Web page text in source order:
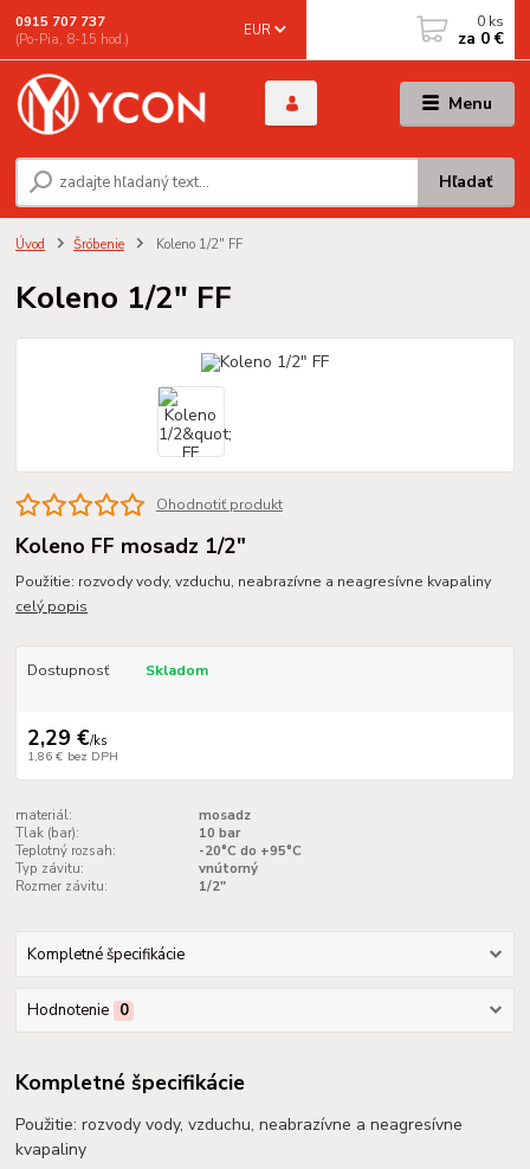
Menu
EUR
Hľadať
0915 707 737
(Po-Pia, 8-15 hod.)
0 ks
za 0 €
Úvod Šróbenie Koleno 1/2" FF
Koleno 1/2" FF
Ohodnotiť produkt
Koleno FF mosadz 1/2"
Použitie: rozvody vody, vzduchu, neabrazívne a neagresívne kvapaliny
celý popis
Dostupnosť Skladom
2,29 €/ks
1,86 € bez DPH
materiál:
mosadz
Tlak (bar):
10 bar
Teplotný rozsah:
-20°C do +95°C
Typ závitu:
vnútorný
Rozmer závitu:
1/2"
Kompletné špecifikácie
Hodnotenie 0
Kompletné špecifikácie
Použitie: rozvody vody, vzduchu, neabrazívne a neagresívne
kvapaliny